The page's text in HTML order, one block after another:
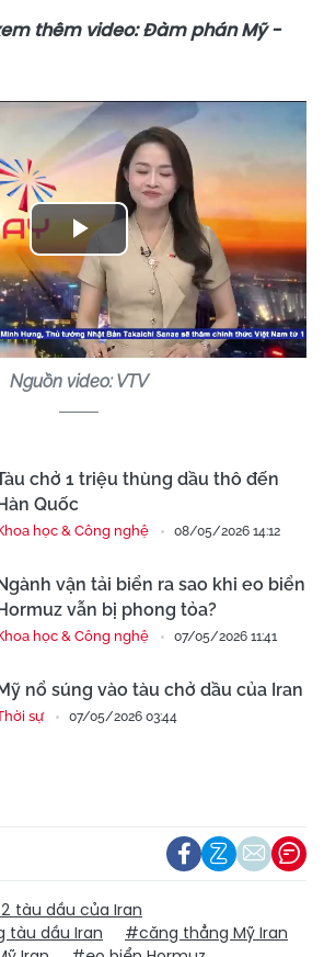
thêm video: Đàm phán Mỹ -
Play
Video
Nguồn video: VTV
chở 1 triệu thùng dầu thô đến
Quốc
học & Công nghệ 08/05/2026 14:12
vận tải biển ra sao khi eo biển
vẫn bị phong tỏa?
học & Công nghệ 07/05/2026 11:41
nổ súng vào tàu chở dầu của Iran
sự 07/05/2026 03:44
tàu dầu của Iran
tàu dầu Iran
#căng thẳng Mỹ Iran